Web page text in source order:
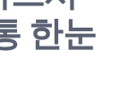
한눈